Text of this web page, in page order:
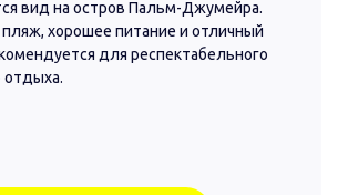
вид на остров Пальм-Джумейра.
хорошее питание и отличный
для респектабельного
отдыха.